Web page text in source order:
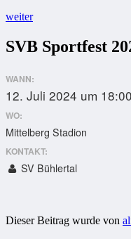
weiter
SVB Sportfest
WANN:
12. Juli 2024 um 18:00
WO:
Mittelberg Stadion
KONTAKT:
SV Bühlertal
Dieser Beitrag wurde von